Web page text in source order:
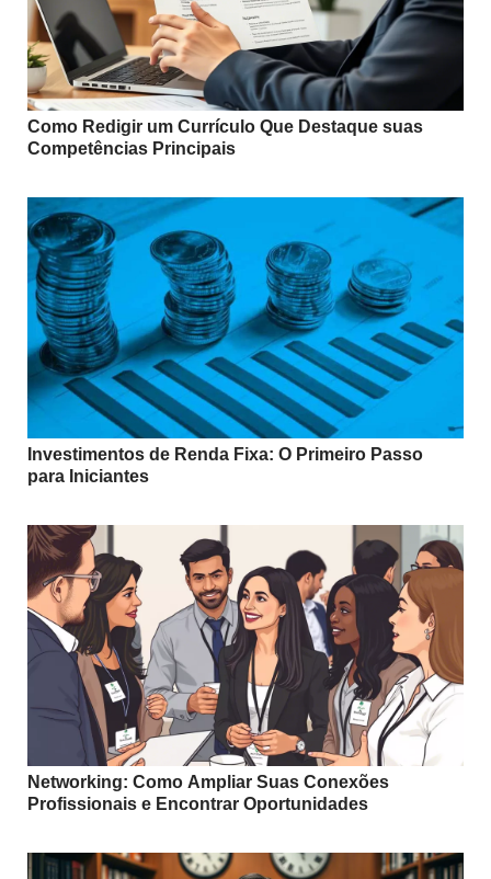
Como Redigir um Currículo Que Destaque suas
Competências Principais
Investimentos de Renda Fixa: O Primeiro Passo
para Iniciantes
Networking: Como Ampliar Suas Conexões
Profissionais e Encontrar Oportunidades